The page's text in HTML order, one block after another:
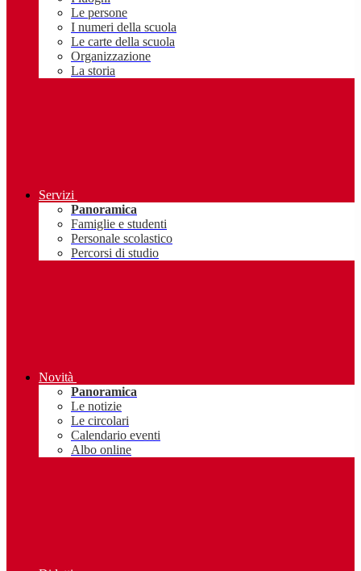
Le persone
I numeri della scuola
Le carte della scuola
Organizzazione
La storia
Servizi
Panoramica
Famiglie e studenti
Personale scolastico
Percorsi di studio
Novità
Panoramica
Le notizie
Le circolari
Calendario eventi
Albo online